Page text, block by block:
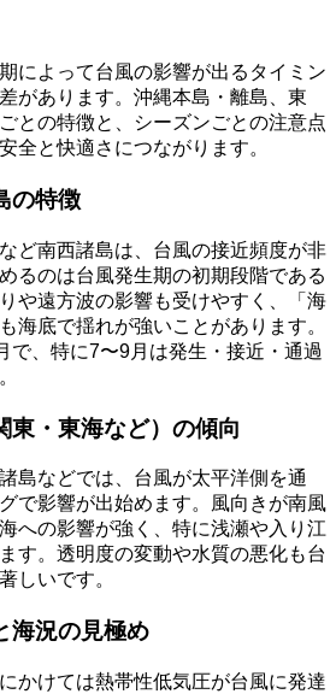
によって台風の影響が出るタイミン
があります。沖縄本島・離島、東
との特徴と、シーズンごとの注意点
全と快適さにつながります。
の特徴
ど南西諸島は、台風の接近頻度が非
るのは台風発生期の初期段階である
や遠方波の影響も受けやすく、「海
海底で揺れが強いことがあります。
で、特に7〜9月は発生・接近・通過
東・東海など）の傾向
島などでは、台風が太平洋側を通
で影響が出始めます。風向きが南風
への影響が強く、特に浅瀬や入り江
す。透明度の変動や水質の悪化も台
しいです。
海況の見極め
かけては熱帯性低気圧が台風に発達